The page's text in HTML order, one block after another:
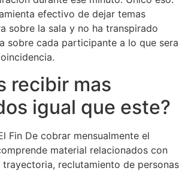
efectivo de dejar temas
sobre la sala y no ha transpirado
sobre cada participante a lo que sera
recibir mas
igual que este?
Fin De cobrar mensualmente el
material relacionados con
reclutamiento de personas